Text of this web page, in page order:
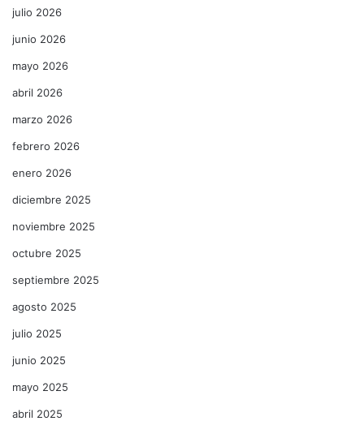
julio 2026
junio 2026
mayo 2026
abril 2026
marzo 2026
febrero 2026
enero 2026
diciembre 2025
noviembre 2025
octubre 2025
septiembre 2025
agosto 2025
julio 2025
junio 2025
mayo 2025
abril 2025